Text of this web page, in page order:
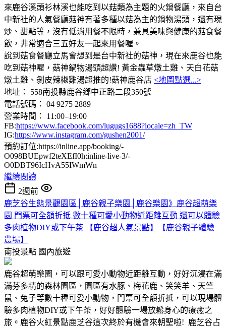
來鹿谷溪頭衫林溪也能吃到以菇類為主題的火鍋餐廳，來自台
中新社的人氣餐廳菇神有著多種以菇為主的鍋物湯頭，還有現
炒、甜點等，沒有低消用餐不限時，兼具美味與健康的菇食餐
飲，非常適合三五好友一起來用餐喔。
說到菇食餐廳立馬會想到是台中新社的菇神，現在來鹿谷也能
吃到菇神喔，菇神鍋物湯頭超讚! 黃金蟲草燉土雞、天白花菇
燉土雞、剝皮辣椒雞湯超推的!菇神鹿谷店 <地圖點選...>
地址： 558南投縣鹿谷鄉中正路二段350號
電話號碼： 04 9275 2889
營業時間： 11:00–19:00
FB:https://www.facebook.com/lugugs1688?locale=zh_TW
IG:https://www.instagram.com/gushen2001/
預約訂位:https://inline.app/booking/-
O098BUEpwf2teXEfI0h:inline-live-3/-
O0DBT96IcHvA55IWmWn
繼續閱讀
2週前
鹿芝谷生態景觀園區│鹿谷親子樂園│鹿谷樂園》鹿谷超萌樂
園 門票可全額折抵 數十種可愛小動物近距離互動 還可以體驗
多肉植物DIY或下午茶 【鹿谷超人氣景點】【鹿谷親子體驗
農場】
南投景點 國內旅遊
鹿谷超萌樂園，可以跟可愛小動物近距離互動，好好沉浸在滿
滿芬多精的森林園區，園區有水豚、梅花鹿、笑笑羊、天竺
鼠、兔子等數十種可愛小動物，門票可全額折抵，可以現場體
驗多肉植物DIY或下午茶，好好體驗一場放鬆身心的療癒之
旅。鹿谷火紅景點鹿芝谷這次終於有機會來朝聖啦! 鹿芝谷占